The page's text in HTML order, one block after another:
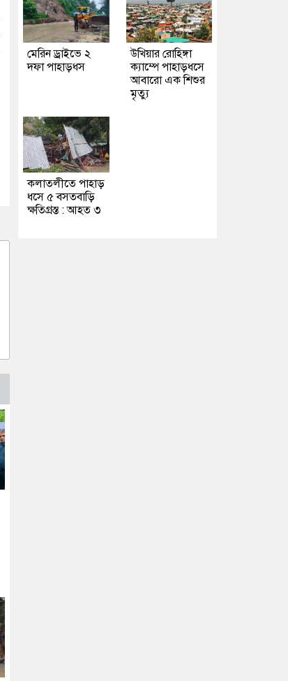
মেরিন ড্রাইভে ২
দফা পাহাড়ধস
উখিয়ার রোহিঙ্গা
ক্যাম্পে পাহাড়ধসে
আবারো এক শিশুর
মৃত্যু
কলাতলীতে পাহাড়
ধসে ৫ বসতবাড়ি
ক্ষতিগ্রস্ত : আহত ৩